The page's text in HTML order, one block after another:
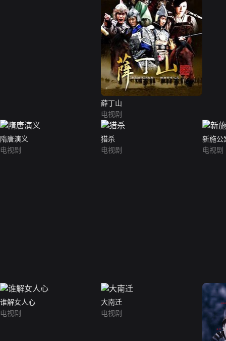
薛丁山
电视剧
隋唐演义
电视剧
猎杀
电视剧
新施公
电视剧
谁解女人心
电视剧
大南迁
电视剧